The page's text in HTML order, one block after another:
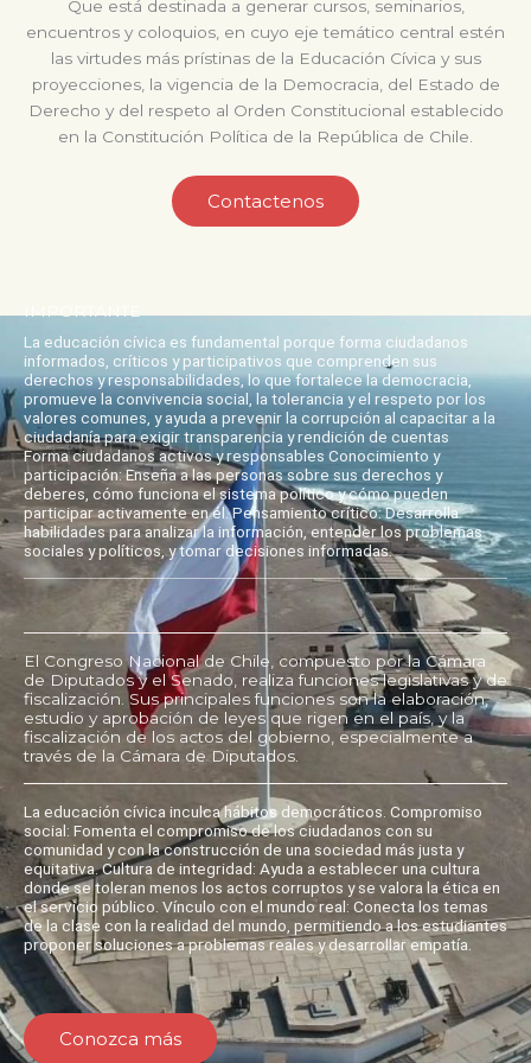
Que está destinada a generar cursos, seminarios,
encuentros y coloquios, en cuyo eje temático central estén
las virtudes más prístinas de la Educación Cívica y sus
proyecciones, la vigencia de la Democracia, del Estado de
Derecho y del respeto al Orden Constitucional establecido
en la Constitución Política de la República de Chile.
Contactenos
La educación cívica es fundamental porque forma ciudadanos
informados, críticos y participativos que comprenden sus
derechos y responsabilidades, lo que fortalece la democracia,
promueve la convivencia social, la tolerancia y el respeto por los
valores comunes, y ayuda a prevenir la corrupción al capacitar a la
ciudadanía para exigir transparencia y rendición de cuentas
Forma ciudadanos activos y responsables Conocimiento y
participación: Enseña a las personas sobre sus derechos y
deberes, cómo funciona el sistema político y cómo pueden
participar activamente en él. Pensamiento crítico: Desarrolla
habilidades para analizar la información, entender los problemas
sociales y políticos, y tomar decisiones informadas.
El Congreso Nacional de Chile, compuesto por la Cámara
de Diputados y el Senado, realiza funciones legislativas y de
fiscalización. Sus principales funciones son la elaboración,
estudio y aprobación de leyes que rigen en el país, y la
fiscalización de los actos del gobierno, especialmente a
través de la Cámara de Diputados.
La educación cívica inculca hábitos democráticos. Compromiso
social: Fomenta el compromiso de los ciudadanos con su
comunidad y con la construcción de una sociedad más justa y
equitativa. Cultura de integridad: Ayuda a establecer una cultura
donde se toleran menos los actos corruptos y se valora la ética en
el servicio público. Vínculo con el mundo real: Conecta los temas
de la clase con la realidad del mundo, permitiendo a los estudiantes
proponer soluciones a problemas reales y desarrollar empatía.
Conozca más